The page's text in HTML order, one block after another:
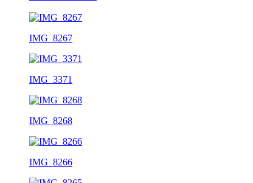
IMG_8267
IMG_3371
IMG_8268
IMG_8266